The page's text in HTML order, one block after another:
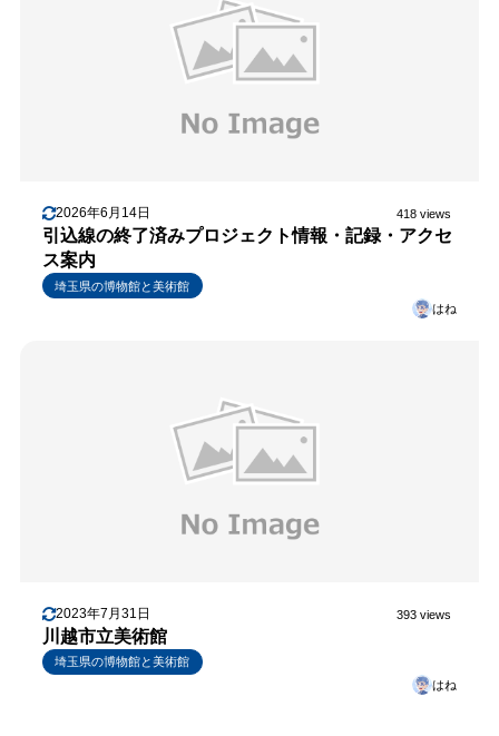
2026年6月14日 418 views
引込線の終了済みプロジェクト情報・記録・アクセ
ス案内
埼玉県の博物館と美術館
はね
2023年7月31日 393 views
川越市立美術館
埼玉県の博物館と美術館
はね